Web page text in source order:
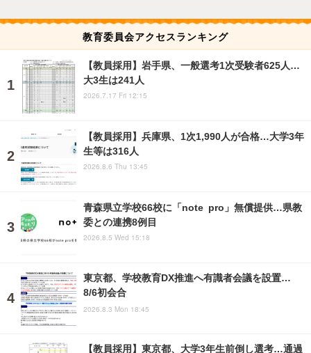
教育委員会アクセスランキング
【教員採用】岩手県、一般選考1次受験者625人…
大3生は241人
2026.7.17 Fri 12:15
【教員採用】兵庫県、1次1,990人が合格…大学3年
生等は316人
2026.8.6 Thu 13:45
青森県立学校66校に「note pro」無償提供…県教
委との連携8例目
2026.8.5 Wed 15:18
東京都、学校教育DX推進へ有識者会議を設置…
8/6初会合
2026.8.3 Mon 18:45
【教員採用】東京都、大学3年生前倒し選考…通過